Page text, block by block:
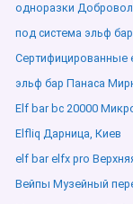
одноразки
под система эльф
Сертифицированные
эльф бар Панаса
Elf bar bc 20000
Elfliq Дарница, Киев
elf bar elfx pro
Вейпы Музейный